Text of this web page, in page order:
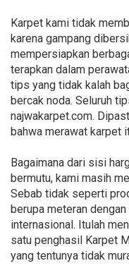
Karpet kami tidak
karena gampang
mempersiapkan
terapkan dalam
tips yang tidak kalah
bercak noda. Seluruh
najwakarpet.com.
bahwa merawat karpet
Bagaimana dari sisi
bermutu, kami masih
Sebab tidak seperti
berupa meteran
internasional. Itulah
satu penghasil Karpet
yang tentunya tidak